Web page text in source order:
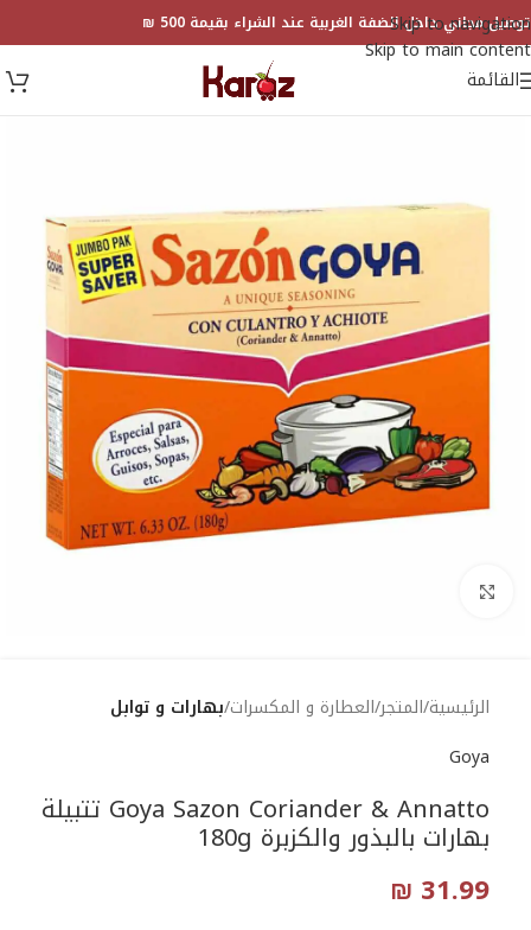
Skip to navigation
Skip to main content
توصيل مجاني داخل الضفة الغربية عند الشراء بقيمة 500 ₪
القائمة
الرئيسية المتجر العطارة و المكسرات بهارات و توابل
Goya
Goya Sazon Coriander & Annatto تتبيلة
بهارات بالبذور والكزبرة 180g
₪ 31.99